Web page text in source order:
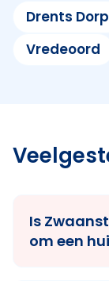
Drents Dorp
Vredeoord
Is
om een